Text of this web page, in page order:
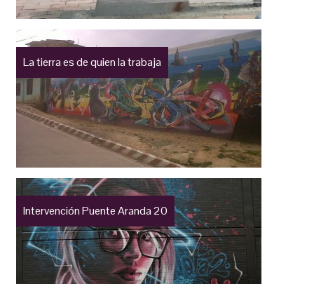
La tierra es de quien la trabaja
Intervención Puente Aranda 20